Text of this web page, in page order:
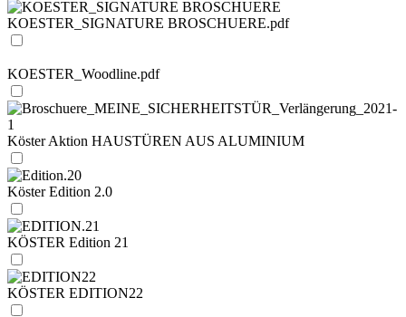
KOESTER_SIGNATURE BROSCHUERE.pdf
KOESTER_Woodline.pdf
Köster Aktion HAUSTÜREN AUS ALUMINIUM
Köster Edition 2.0
KÖSTER Edition 21
KÖSTER EDITION22